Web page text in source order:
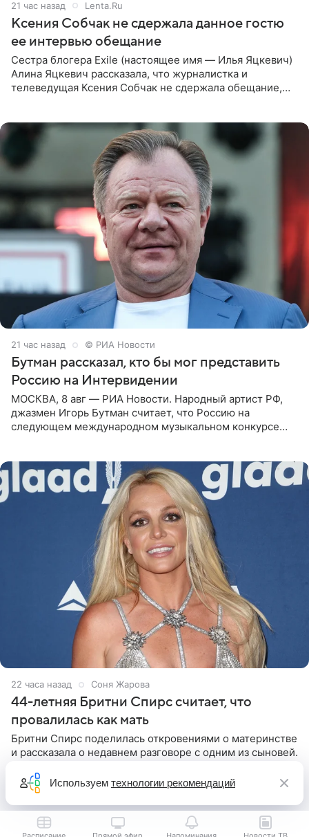
21 час назад Lenta.Ru
Ксения Собчак не сдержала данное гостю
ее интервью обещание
Сестра блогера Exile (настоящее имя — Илья Яцкевич)
Алина Яцкевич рассказала, что журналистка и
телеведущая Ксения Собчак не сдержала обещание,
21 час назад © РИА Новости
Бутман рассказал, кто бы мог представить
Россию на Интервидении
МОСКВА, 8 авг — РИА Новости. Народный артист РФ,
джазмен Игорь Бутман считает, что Россию на
следующем международном музыкальном конкурсе
22 часа назад Соня Жарова
44-летняя Бритни Спирс считает, что
провалилась как мать
Бритни Спирс поделилась откровениями о материнстве
и рассказала о недавнем разговоре с одним из сыновей.
почувствовала себя плохой матерью. Публикацию
артистки
Используем технологии рекомендаций